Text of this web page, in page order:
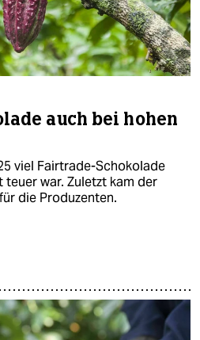
auch bei hohen
viel Fairtrade-Schokolade
war. Zuletzt kam der
die Produzenten.